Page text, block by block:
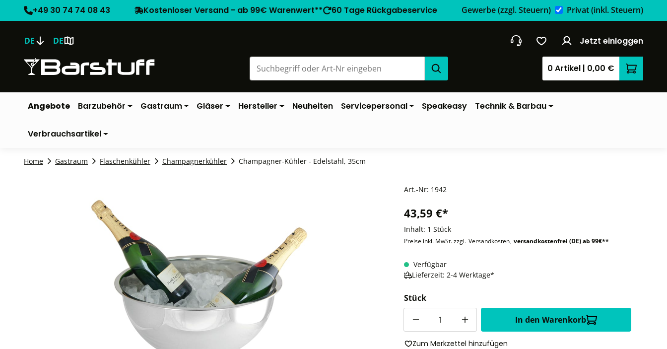
+49 30 74 74 08 43 Kostenloser Versand - ab 99€ Warenwert** 60 Tage Rückgabeservice Gewerbe(zzgl. Steuern) Privat(inkl. Steuern)
DE DE Jetzt einloggen
0 Artikel | 0,00 €
Angebote Barzubehör Gastraum Gläser Hersteller Neuheiten Servicepersonal Speakeasy Technik & Barbau
Verbrauchsartikel
Home Gastraum Flaschenkühler Champagnerkühler Champagner-Kühler - Edelstahl, 35cm
Art.-Nr: 1942
43,59 €*
Inhalt: 1 Stück
Preise inkl. MwSt. zzgl. Versandkosten, versandkostenfrei (DE) ab 99€**
Verfügbar
Lieferzeit: 2-4 Werktage*
Stück
In den Warenkorb
Zum Merkzettel hinzufügen